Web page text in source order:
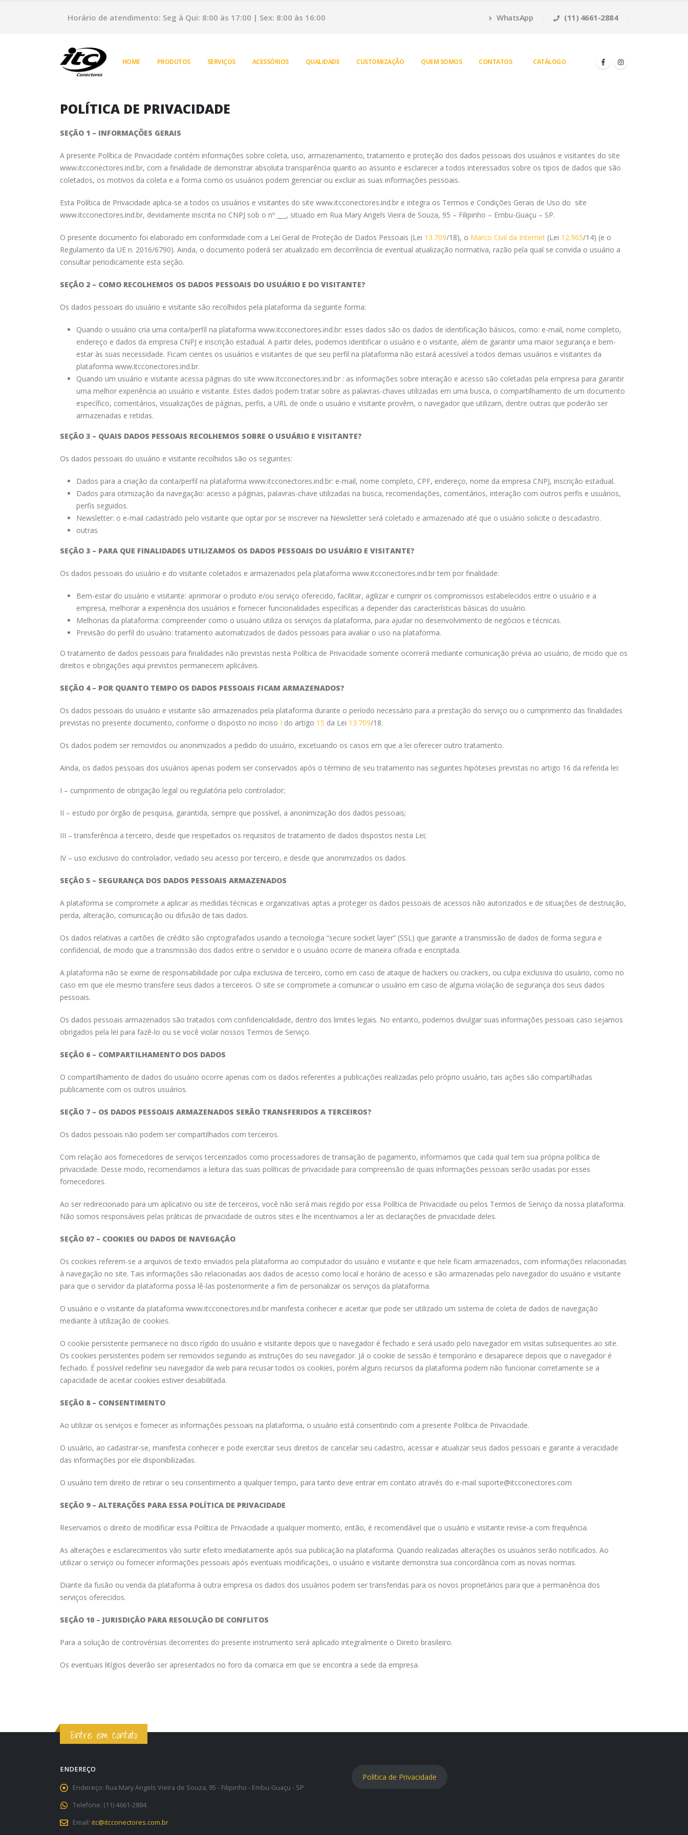
Horário de atendimento: Seg à Qui: 8:00 às 17:00 | Sex: 8:00 às 16:00 WhatsApp (11) 4661-2884
HOME PRODUTOS SERVIÇOS ACESSÓRIOS QUALIDADE CUSTOMIZAÇÃO QUEM SOMOS CONTATOS CATÁLOGO
POLÍTICA DE PRIVACIDADE
SEÇÃO 1 – INFORMAÇÕES GERAIS
A presente Política de Privacidade contém informações sobre coleta, uso, armazenamento, tratamento e proteção dos dados pessoais dos usuários e visitantes do site
www.itcconectores.ind.br, com a finalidade de demonstrar absoluta transparência quanto ao assunto e esclarecer a todos interessados sobre os tipos de dados que são
coletados, os motivos da coleta e a forma como os usuários podem gerenciar ou excluir as suas informações pessoais.
Esta Política de Privacidade aplica-se a todos os usuários e visitantes do site www.itcconectores.ind.br e integra os Termos e Condições Gerais de Uso do site
www.itcconectores.ind.br, devidamente inscrita no CNPJ sob o nº ___, situado em Rua Mary Angels Vieira de Souza, 95 – Filipinho – Embu-Guaçu – SP.
O presente documento foi elaborado em conformidade com a Lei Geral de Proteção de Dados Pessoais (Lei 13.709/18), o Marco Civil da Internet (Lei 12.965/14) (e o
Regulamento da UE n. 2016/6790). Ainda, o documento poderá ser atualizado em decorrência de eventual atualização normativa, razão pela qual se convida o usuário a
consultar periodicamente esta seção.
SEÇÃO 2 – COMO RECOLHEMOS OS DADOS PESSOAIS DO USUÁRIO E DO VISITANTE?
Os dados pessoais do usuário e visitante são recolhidos pela plataforma da seguinte forma:
Quando o usuário cria uma conta/perfil na plataforma www.itcconectores.ind.br: esses dados são os dados de identificação básicos, como: e-mail, nome completo,
endereço e dados da empresa CNPJ e inscrição estadual. A partir deles, podemos identificar o usuário e o visitante, além de garantir uma maior segurança e bem-
estar às suas necessidade. Ficam cientes os usuários e visitantes de que seu perfil na plataforma não estará acessível a todos demais usuários e visitantes da
plataforma www.itcconectores.ind.br.
Quando um usuário e visitante acessa páginas do site www.itcconectores.ind.br : as informações sobre interação e acesso são coletadas pela empresa para garantir
uma melhor experiência ao usuário e visitante. Estes dados podem tratar sobre as palavras-chaves utilizadas em uma busca, o compartilhamento de um documento
específico, comentários, visualizações de páginas, perfis, a URL de onde o usuário e visitante provêm, o navegador que utilizam, dentre outras que poderão ser
armazenadas e retidas.
SEÇÃO 3 – QUAIS DADOS PESSOAIS RECOLHEMOS SOBRE O USUÁRIO E VISITANTE?
Os dados pessoais do usuário e visitante recolhidos são os seguintes:
Dados para a criação da conta/perfil na plataforma www.itcconectores.ind.br: e-mail, nome completo, CPF, endereço, nome da empresa CNPJ, inscrição estadual.
Dados para otimização da navegação: acesso a páginas, palavras-chave utilizadas na busca, recomendações, comentários, interação com outros perfis e usuários,
perfis seguidos.
Newsletter: o e-mail cadastrado pelo visitante que optar por se inscrever na Newsletter será coletado e armazenado até que o usuário solicite o descadastro.
outras
SEÇÃO 3 – PARA QUE FINALIDADES UTILIZAMOS OS DADOS PESSOAIS DO USUÁRIO E VISITANTE?
Os dados pessoais do usuário e do visitante coletados e armazenados pela plataforma www.itcconectores.ind.br tem por finalidade:
Bem-estar do usuário e visitante: aprimorar o produto e/ou serviço oferecido, facilitar, agilizar e cumprir os compromissos estabelecidos entre o usuário e a
empresa, melhorar a experiência dos usuários e fornecer funcionalidades específicas a depender das características básicas do usuário.
Melhorias da plataforma: compreender como o usuário utiliza os serviços da plataforma, para ajudar no desenvolvimento de negócios e técnicas.
Previsão do perfil do usuário: tratamento automatizados de dados pessoais para avaliar o uso na plataforma.
O tratamento de dados pessoais para finalidades não previstas nesta Política de Privacidade somente ocorrerá mediante comunicação prévia ao usuário, de modo que os
direitos e obrigações aqui previstos permanecem aplicáveis.
SEÇÃO 4 – POR QUANTO TEMPO OS DADOS PESSOAIS FICAM ARMAZENADOS?
Os dados pessoais do usuário e visitante são armazenados pela plataforma durante o período necessário para a prestação do serviço ou o cumprimento das finalidades
previstas no presente documento, conforme o disposto no inciso I do artigo 15 da Lei 13.709/18.
Os dados podem ser removidos ou anonimizados a pedido do usuário, excetuando os casos em que a lei oferecer outro tratamento.
Ainda, os dados pessoais dos usuários apenas podem ser conservados após o término de seu tratamento nas seguintes hipóteses previstas no artigo 16 da referida lei:
I – cumprimento de obrigação legal ou regulatória pelo controlador;
II – estudo por órgão de pesquisa, garantida, sempre que possível, a anonimização dos dados pessoais;
III – transferência a terceiro, desde que respeitados os requisitos de tratamento de dados dispostos nesta Lei;
IV – uso exclusivo do controlador, vedado seu acesso por terceiro, e desde que anonimizados os dados.
SEÇÃO 5 – SEGURANÇA DOS DADOS PESSOAIS ARMAZENADOS
A plataforma se compromete a aplicar as medidas técnicas e organizativas aptas a proteger os dados pessoais de acessos não autorizados e de situações de destruição,
perda, alteração, comunicação ou difusão de tais dados.
Os dados relativas a cartões de crédito são criptografados usando a tecnologia “secure socket layer” (SSL) que garante a transmissão de dados de forma segura e
confidencial, de modo que a transmissão dos dados entre o servidor e o usuário ocorre de maneira cifrada e encriptada.
A plataforma não se exime de responsabilidade por culpa exclusiva de terceiro, como em caso de ataque de hackers ou crackers, ou culpa exclusiva do usuário, como no
caso em que ele mesmo transfere seus dados a terceiros. O site se compromete a comunicar o usuário em caso de alguma violação de segurança dos seus dados
pessoais.
Os dados pessoais armazenados são tratados com confidencialidade, dentro dos limites legais. No entanto, podemos divulgar suas informações pessoais caso sejamos
obrigados pela lei para fazê-lo ou se você violar nossos Termos de Serviço.
SEÇÃO 6 – COMPARTILHAMENTO DOS DADOS
O compartilhamento de dados do usuário ocorre apenas com os dados referentes a publicações realizadas pelo próprio usuário, tais ações são compartilhadas
publicamente com os outros usuários.
SEÇÃO 7 – OS DADOS PESSOAIS ARMAZENADOS SERÃO TRANSFERIDOS A TERCEIROS?
Os dados pessoais não podem ser compartilhados com terceiros.
Com relação aos fornecedores de serviços terceirizados como processadores de transação de pagamento, informamos que cada qual tem sua própria política de
privacidade. Desse modo, recomendamos a leitura das suas políticas de privacidade para compreensão de quais informações pessoais serão usadas por esses
fornecedores.
Ao ser redirecionado para um aplicativo ou site de terceiros, você não será mais regido por essa Política de Privacidade ou pelos Termos de Serviço da nossa plataforma.
Não somos responsáveis pelas práticas de privacidade de outros sites e lhe incentivamos a ler as declarações de privacidade deles.
SEÇÃO 07 – COOKIES OU DADOS DE NAVEGAÇÃO
Os cookies referem-se a arquivos de texto enviados pela plataforma ao computador do usuário e visitante e que nele ficam armazenados, com informações relacionadas
à navegação no site. Tais informações são relacionadas aos dados de acesso como local e horário de acesso e são armazenadas pelo navegador do usuário e visitante
para que o servidor da plataforma possa lê-las posteriormente a fim de personalizar os serviços da plataforma.
O usuário e o visitante da plataforma www.itcconectores.ind.br manifesta conhecer e aceitar que pode ser utilizado um sistema de coleta de dados de navegação
mediante à utilização de cookies.
O cookie persistente permanece no disco rígido do usuário e visitante depois que o navegador é fechado e será usado pelo navegador em visitas subsequentes ao site.
Os cookies persistentes podem ser removidos seguindo as instruções do seu navegador. Já o cookie de sessão é temporário e desaparece depois que o navegador é
fechado. É possível redefinir seu navegador da web para recusar todos os cookies, porém alguns recursos da plataforma podem não funcionar corretamente se a
capacidade de aceitar cookies estiver desabilitada.
SEÇÃO 8 – CONSENTIMENTO
Ao utilizar os serviços e fornecer as informações pessoais na plataforma, o usuário está consentindo com a presente Política de Privacidade.
O usuário, ao cadastrar-se, manifesta conhecer e pode exercitar seus direitos de cancelar seu cadastro, acessar e atualizar seus dados pessoais e garante a veracidade
das informações por ele disponibilizadas.
O usuário tem direito de retirar o seu consentimento a qualquer tempo, para tanto deve entrar em contato através do e-mail suporte@itcconectores.com
SEÇÃO 9 – ALTERAÇÕES PARA ESSA POLÍTICA DE PRIVACIDADE
Reservamos o direito de modificar essa Política de Privacidade a qualquer momento, então, é recomendável que o usuário e visitante revise-a com frequência.
As alterações e esclarecimentos vão surtir efeito imediatamente após sua publicação na plataforma. Quando realizadas alterações os usuários serão notificados. Ao
utilizar o serviço ou fornecer informações pessoais após eventuais modificações, o usuário e visitante demonstra sua concordância com as novas normas.
Diante da fusão ou venda da plataforma à outra empresa os dados dos usuários podem ser transferidas para os novos proprietários para que a permanência dos
serviços oferecidos.
SEÇÃO 10 – JURISDIÇÃO PARA RESOLUÇÃO DE CONFLITOS
Para a solução de controvérsias decorrentes do presente instrumento será aplicado integralmente o Direito brasileiro.
Os eventuais litígios deverão ser apresentados no foro da comarca em que se encontra a sede da empresa.
Entre em contato
ENDEREÇO
Endereço: Rua Mary Angels Vieira de Souza, 95 - Filipinho - Embu-Guaçu - SP
Telefone: (11) 4661-2884
Email: itc@itcconectores.com.br
Política de Privacidade